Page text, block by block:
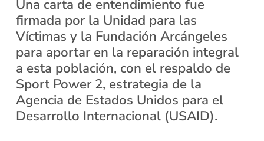
Una carta de entendimiento fue
firmada por la Unidad para las
Víctimas y la Fundación Arcángeles
para aportar en la reparación integral
a esta población, con el respaldo de
Sport Power 2, estrategia de la
Agencia de Estados Unidos para el
Desarrollo Internacional (USAID).